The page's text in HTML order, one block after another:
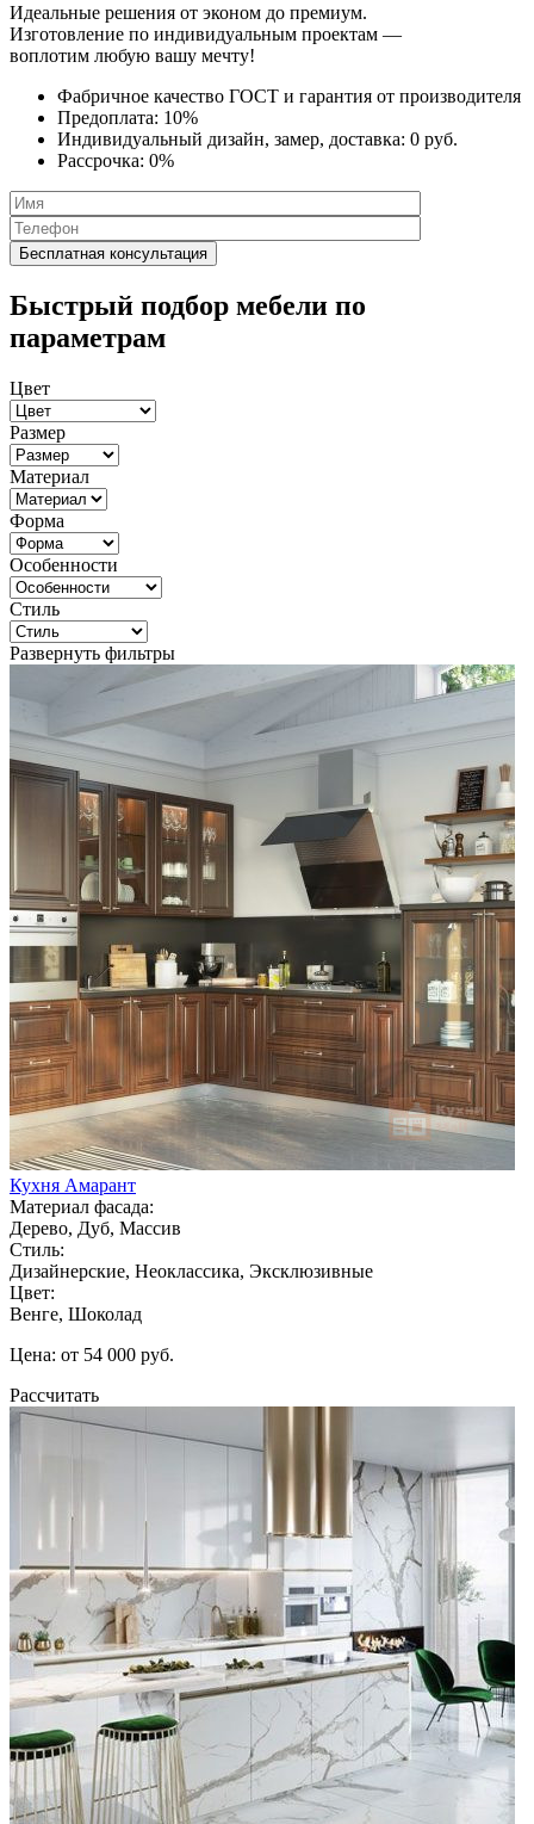
Идеальные решения от эконом до премиум.
Изготовление по индивидуальным проектам —
воплотим любую вашу мечту!
Фабричное качество ГОСТ и гарантия от производителя
Предоплата: 10%
Индивидуальный дизайн, замер, доставка: 0 руб.
Рассрочка: 0%
Быстрый подбор мебели по
параметрам
Цвет
Размер
Материал
Форма
Особенности
Стиль
Развернуть фильтры
Кухня Амарант
Материал фасада:
Дерево, Дуб, Массив
Стиль:
Дизайнерские, Неоклассика, Эксклюзивные
Цвет:
Венге, Шоколад
Цена: от 54 000 руб.
Рассчитать